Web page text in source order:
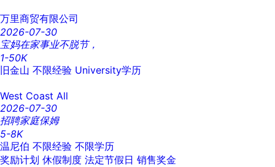
万里商贸有限公司
2026-07-30
宝妈在家事业不脱节，
1-50K
旧金山 不限经验 University学历
West Coast All
2026-07-30
招聘家庭保姆
5-8K
温尼伯 不限经验 不限学历
奖励计划 休假制度 法定节假日 销售奖金